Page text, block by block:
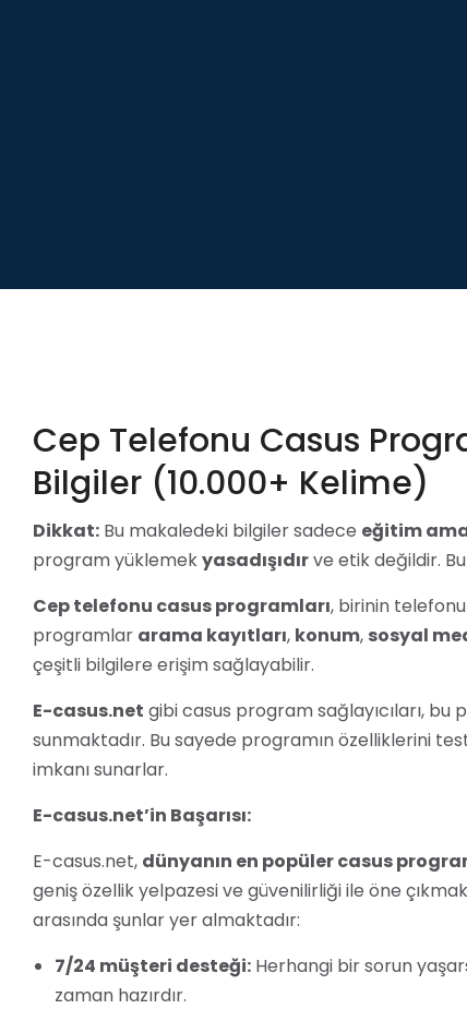
Cep Telefonu Casus
Bilgiler (10.000+ Kelime)
Dikkat: Bu makaledeki bilgiler sadece eğitim
program yüklemekyasadışıdırve etik değildir.
Cep telefonu casus programları, birinin
programlar arama kayıtları, konum, sosyal
çeşitli bilgilere erişim sağlayabilir.
E-casus.net gibi casus program sağlayıcıları, bu
sunmaktadır. Bu sayede programın özelliklerini
imkanı sunarlar.
E-casus.net’in Başarısı:
E-casus.net, dünyanın en popüler casus
geniş özellik yelpazesi ve güvenilirliği ile öne
arasında şunlar yer almaktadır:
7/24 müşteri desteği: Herhangi bir sorun
zaman hazırdır.